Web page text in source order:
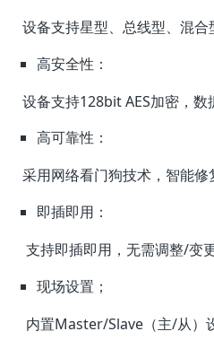
设备支持星型、总线型、混合
高安全性：
设备支持128bit AES加密，数
高可靠性：
采用网络看门狗技术，智能修
即插即用：
支持即插即用，无需调整/变更
现场设置；
内置Master/Slave（主/从）设